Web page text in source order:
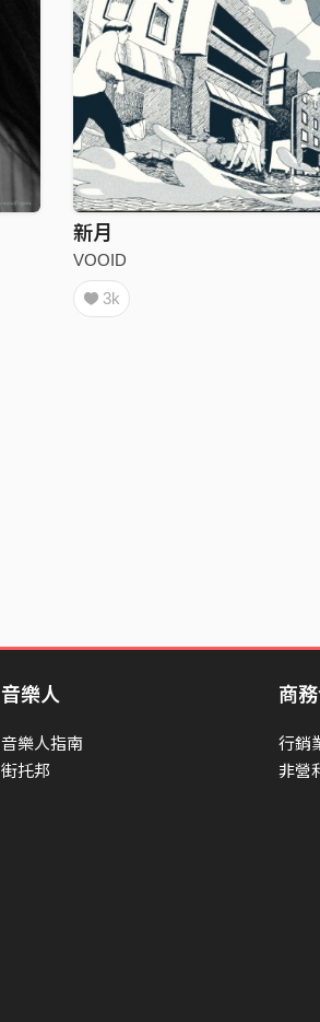
新月
VOOID
3k
音樂人
音樂人指南
街托邦
商
行銷
非營